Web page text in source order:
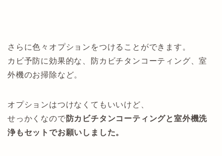
さらに色々オプションをつけることができます。
カビ予防に効果的な、防カビチタンコーティング、室
外機のお掃除など。
オプションはつけなくてもいいけど、
せっかくなので 防カビチタンコーティングと室外機洗
浄もセットでお願いしました。